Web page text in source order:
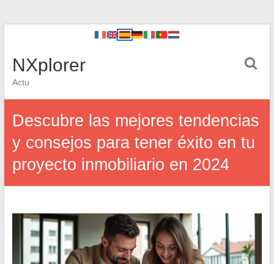
NXplorer
Actu
Descubre las mejores tendencias
y consejos para tener éxito en tu
proyecto inmobiliario en 2024